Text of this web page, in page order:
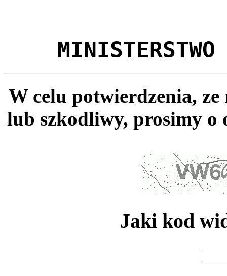
MINISTERSTWO
W celu potwierdzenia,
lub szkodliwy, prosimy o
Jaki kod